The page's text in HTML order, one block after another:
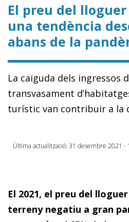
El preu del
una tendència
abans de la
La caiguda dels ingressos
transvasament
turístic van contribuir a la
Última actualització: 31 desembre 2021 -
El 2021, el preu del
terreny negatiu a gran